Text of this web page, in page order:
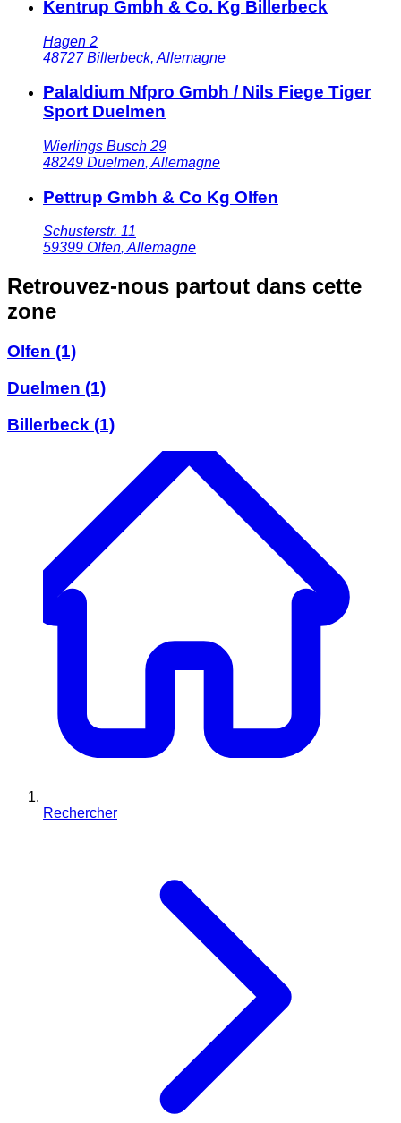
Kentrup Gmbh & Co. Kg Billerbeck
Hagen 2
48727 Billerbeck, Allemagne
Palaldium Nfpro Gmbh / Nils Fiege Tiger
Sport Duelmen
Wierlings Busch 29
48249 Duelmen, Allemagne
Pettrup Gmbh & Co Kg Olfen
Schusterstr. 11
59399 Olfen,Allemagne
Retrouvez-nous partout dans cette
zone
Olfen (1)
Duelmen (1)
Billerbeck (1)
Rechercher